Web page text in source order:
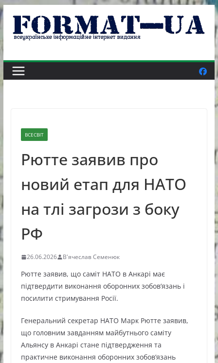
Skip
content
ВСЕСВІТ
Рютте заявив про
новий етап для НАТО
на тлі загрози з боку
РФ
26.06.2026 В'ячеслав Семенюк
Рютте заявив, що саміт НАТО в Анкарі має
підтвердити виконання оборонних зобов’язань і
посилити стримування Росії.
Генеральний секретар НАТО Марк Рютте заявив,
що головним завданням майбутнього саміту
Альянсу в Анкарі стане підтвердження та
практичне виконання оборонних зобов’язань